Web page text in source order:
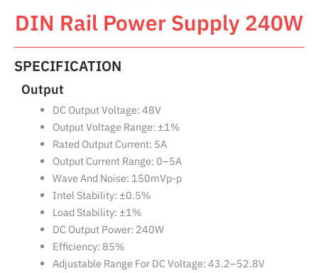
DIN Rail Power Supply 240W
SPECIFICATION
Output
DC Output Voltage: 48V
Output Voltage Range: ±1%
Rated Output Current: 5A
Output Current Range: 0–5A
Wave And Noise: 150mVp-p
Intel Stability: ±0.5%
Load Stability: ±1%
DC Output Power: 240W
Efficiency: 85%
Adjustable Range For DC Voltage: 43.2–52.8V